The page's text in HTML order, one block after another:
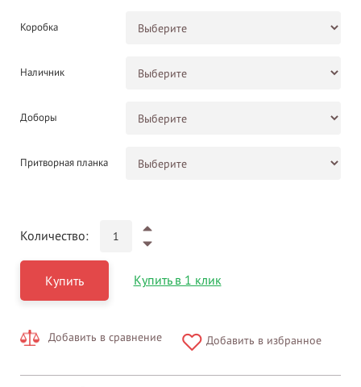
Коробка
Наличник
Доборы
Притворная планка
Количество:
Купить Купить в 1 клик
Добавить в сравнение Добавить в избранное